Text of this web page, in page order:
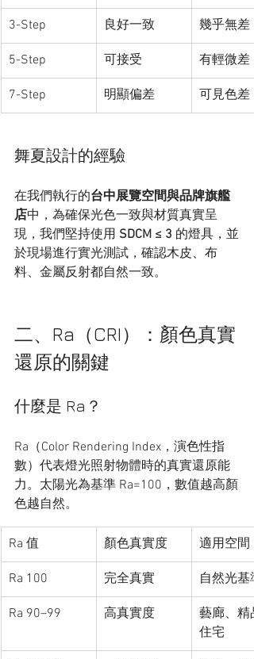
3-Step 良好一致 幾乎無差
5-Step 可接受 有輕微差
7-Step 明顯偏差 可見色差
舞夏設計的經驗
在我們執行的台中展覽空間與品牌旗艦
店中，為確保光色一致與材質真實呈
現，我們堅持使用 SDCM ≤ 3 的燈具，並
於現場進行實光測試，確認木皮、布
料、金屬反射都自然一致。
二、Ra（CRI）：顏色真實
還原的關鍵
什麼是 Ra？
Ra（Color Rendering Index，演色性指
數）代表燈光照射物體時的真實還原能
力。太陽光為基準 Ra=100，數值越高顏
色越自然。
Ra 值 顏色真實度 適用空間
Ra 100 完全真實 自然光基準
Ra 90–99 高真實度
藝廊、精
住宅